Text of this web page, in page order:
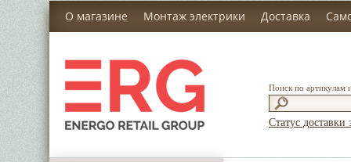
О магазине Монтаж электрики Доставка
Поиск по артикулам
Статус доставки